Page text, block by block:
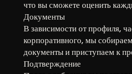
что вы сможете оценить
Документы
В зависимости от профиля,
корпоративного, мы
документы и приступаем к
Подтверждение